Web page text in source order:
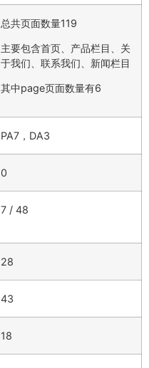
总共页面数量119
主要包含首页、产品栏目、关
于我们、联系我们、新闻栏目
其中page页面数量有6
PA7，DA3
0
7 / 48
28
43
18